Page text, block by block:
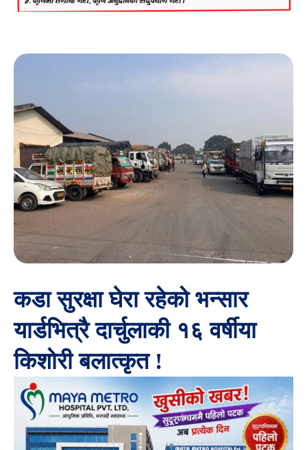
कडा सुरक्षा घेरा रहेको भन्सार
यार्डभित्रै दार्चुलाकी १६ वर्षीया
किशोरी बलात्कृत !